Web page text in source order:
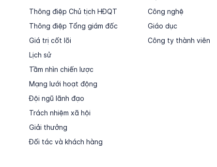
Thông điệp Chủ tịch HĐQT
Thông điệp Tổng giám đốc
Giá trị cốt lõi
Lịch sử
Tầm nhìn chiến lược
Mạng lưới hoạt động
Đội ngũ lãnh đạo
Trách nhiệm xã hội
Giải thưởng
Đối tác và khách hàng
Công nghệ
Giáo dục
Công ty thành viên